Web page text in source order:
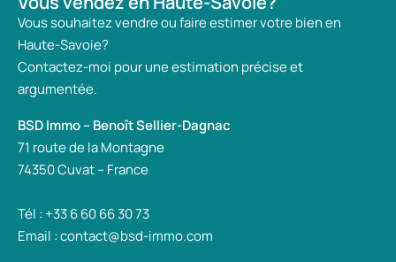
Vous souhaitez vendre ou faire estimer votre bien en
Haute-Savoie?
Contactez-moi pour une estimation précise et
argumentée.
BSD Immo – Benoît Sellier-Dagnac
71 route de la Montagne
74350 Cuvat – France
Tél : +33 6 60 66 30 73
Email : contact@bsd-immo.com